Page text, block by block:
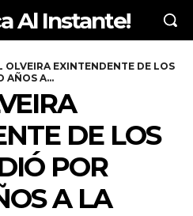
Al Instante!
OLVEIRA EXINTENDENTE DE LOS
AÑOS A...
DE LOS
POR
A LA